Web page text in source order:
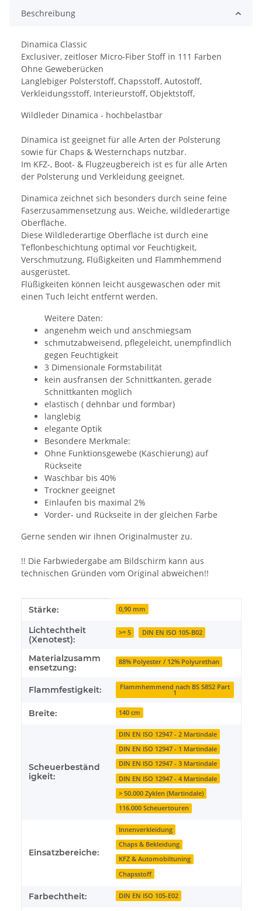
Beschreibung
Dinamica Classic
Exclusiver, zeitloser Micro-Fiber Stoff in 111 Farben
Ohne Geweberücken
Langlebiger Polsterstoff, Chapsstoff, Autostoff,
Verkleidungsstoff, Interieurstoff, Objektstoff,
Wildleder Dinamica - hochbelastbar
Dinamica ist geeignet für alle Arten der Polsterung
sowie für Chaps & Westernchaps nutzbar.
Im KFZ-, Boot- & Flugzeugbereich ist es für alle Arten
der Polsterung und Verkleidung geeignet.
Dinamica zeichnet sich besonders durch seine feine
Faserzusammensetzung aus. Weiche, wildlederartige
Oberfläche.
Diese Wildlederartige Oberfläche ist durch eine
Teflonbeschichtung optimal vor Feuchtigkeit,
Verschmutzung, Flüßigkeiten und Flammhemmend
ausgerüstet.
Flüßigkeiten können leicht ausgewaschen oder mit
einen Tuch leicht entfernt werden.
Weitere Daten:
angenehm weich und anschmiegsam
schmutzabweisend, pflegeleicht, unempfindlich
gegen Feuchtigkeit
3 Dimensionale Formstabilität
kein ausfransen der Schnittkanten, gerade
Schnittkanten möglich
elastisch ( dehnbar und formbar)
langlebig
elegante Optik
Besondere Merkmale:
Ohne Funktionsgewebe (Kaschierung) auf
Rückseite
Waschbar bis 40%
Trockner geeignet
Einlaufen bis maximal 2%
Vorder- und Rückseite in der gleichen Farbe
Gerne senden wir ihnen Originalmuster zu.
!! Die Farbwiedergabe am Bildschirm kann aus
technischen Gründen vom Original abweichen!!
Produkteigenschaft
Wert
Stärke: 0,90 mm
Lichtechtheit
(Xenotest):
>= 5 DIN EN ISO 105-B02
Materialzusamm
ensetzung:
88% Polyester / 12% Polyurethan
Flammfestigkeit: Flammhemmend nach BS 5852 Part
1
Breite: 140 cm
Scheuerbeständ
igkeit:
DIN EN ISO 12947 - 2 Martindale
DIN EN ISO 12947 - 1 Martindale
DIN EN ISO 12947 - 3 Martindale
DIN EN ISO 12947 - 4 Martindale
> 50.000 Zyklen (Martindale)
116.000 Scheuertouren
Einsatzbereiche:
Innenverkleidung
Chaps & Bekleidung
KFZ & Automobiltuning
Chapsstoff
Farbechtheit: DIN EN ISO 105-E02